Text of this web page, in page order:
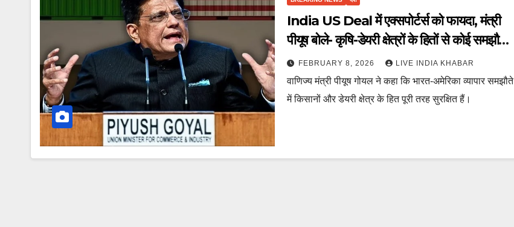
India US Deal में एक्सपोर्टर्स को फायदा, मंत्री
पीयूष बोले- कृषि-डेयरी क्षेत्रों के हितों से कोई समझौता
नहींFEBRUARY 8, 2026 LIVE INDIA KHABAR
वाणिज्य मंत्री पीयूष गोयल ने कहा कि भारत-अमेरिका व्यापार समझौते
में किसानों और डेयरी क्षेत्र के हित पूरी तरह सुरक्षित हैं।